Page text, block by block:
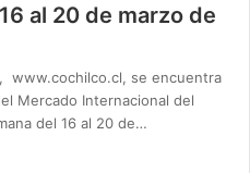
al 20 de marzo de
www.cochilco.cl, se encuentra
Mercado Internacional del
del 16 al 20 de…